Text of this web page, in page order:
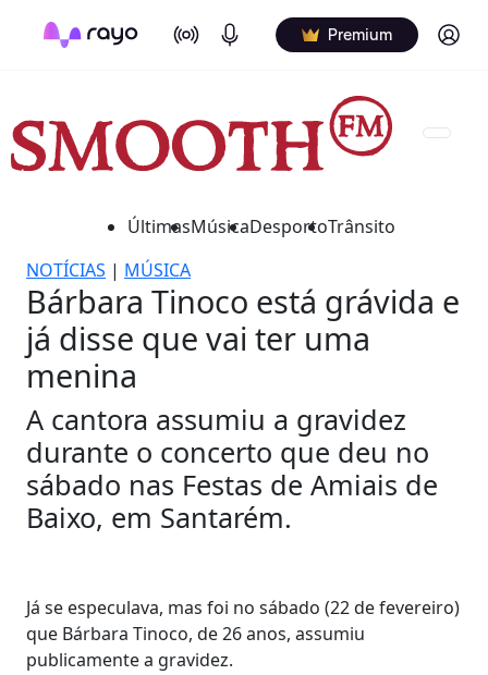
On Air Podcasts Premium Log in
ÚltimasMúsicaDesportoTrânsito
NOTÍCIAS | MÚSICA
Bárbara Tinoco está grávida e
já disse que vai ter uma
menina
A cantora assumiu a gravidez
durante o concerto que deu no
sábado nas Festas de Amiais de
Baixo, em Santarém.
Já se especulava, mas foi no sábado (22 de fevereiro)
que Bárbara Tinoco, de 26 anos, assumiu
publicamente a gravidez.